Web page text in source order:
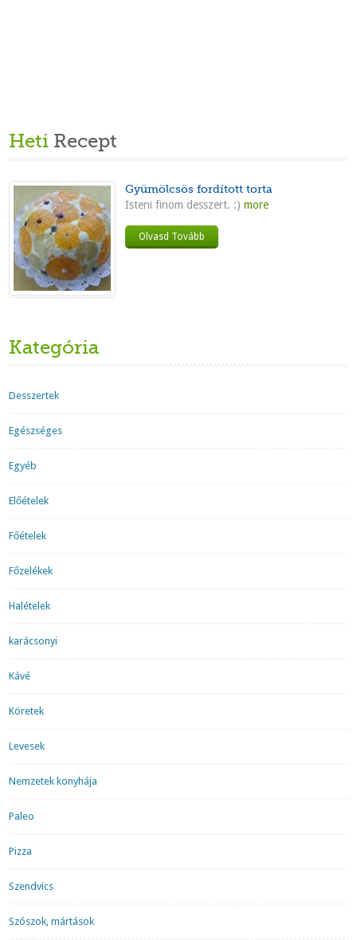
Heti Recept
Gyümölcsös fordított torta
Isteni finom desszert. :) more
Olvasd Tovább
Kategória
Desszertek
Egészséges
Egyéb
Előételek
Főételek
Főzelékek
Halételek
karácsonyi
Kávé
Köretek
Levesek
Nemzetek konyhája
Paleo
Pizza
Szendvics
Szószok, mártások